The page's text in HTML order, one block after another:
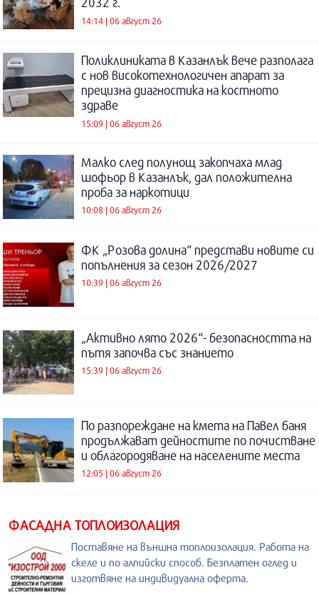
14:14 | 06 август 26
Поликлиниката в Казанлък вече разполага
с нов високотехнологичен апарат за
прецизна диагностика на костното
здраве
15:09 | 06 август 26
Малко след полунощ закопчаха млад
шофьор в Казанлък, дал положителна
проба за наркотици
10:08 | 06 август 26
ФК „Розова долина“ представи новите си
попълнения за сезон 2026/2027
10:39 | 06 август 26
„Активно лято 2026“- безопасността на
пътя започва със знанието
15:39 | 06 август 26
По разпореждане на кмета на Павел баня
продължават дейностите по почистване
и облагородяване на населените места
12:05 | 06 август 26
ФАСАДНА ТОПЛОИЗОЛАЦИЯ
Поставяне на външна топлоизолация. Работа на
скеле и по алпийски способ. Безплатен оглед и
изготвяне на индивидуална оферта.